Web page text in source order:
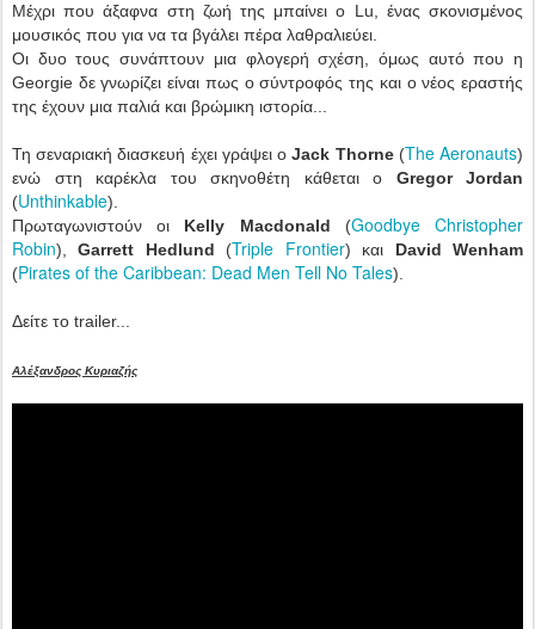
Μέχρι που άξαφνα στη ζωή της μπαίνει ο Lu, ένας σκονισμένος
μουσικός που για να τα βγάλει πέρα λαθραλιεύει.
Οι δυο τους συνάπτουν μια φλογερή σχέση, όμως αυτό που η
Georgie δε γνωρίζει είναι πως ο σύντροφός της και ο νέος εραστής
της έχουν μια παλιά και βρώμικη ιστορία...
Τη σεναριακή διασκευή έχει γράψει οJack Thorne(The Aeronauts)
ενώ στη καρέκλα του σκηνοθέτη κάθεται ο Gregor Jordan
(Unthinkable).
Πρωταγωνιστούν οι Kelly Macdonald (Goodbye Christopher
Robin),Garrett Hedlund (Triple Frontier) και David Wenham
(Pirates of the Caribbean: Dead Men Tell No Tales).
Δείτε το trailer...
Αλέξανδρος Κυριαζής